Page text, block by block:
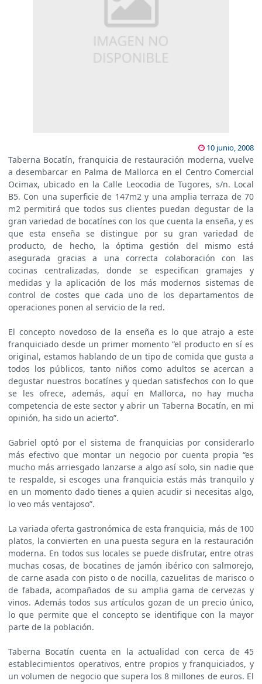
10 junio, 2008
Taberna Bocatín, franquicia de restauración moderna, vuelve
a desembarcar en Palma de Mallorca en el Centro Comercial
Ocimax, ubicado en la Calle Leocodia de Tugores, s/n. Local
B5. Con una superficie de 147m2 y una amplia terraza de 70
m2 permitirá que todos sus clientes puedan degustar de la
gran variedad de bocatínes con los que cuenta la enseña, y es
que esta enseña se distingue por su gran variedad de
producto, de hecho, la óptima gestión del mismo está
asegurada gracias a una correcta colaboración con las
cocinas centralizadas, donde se especifican gramajes y
medidas y la aplicación de los más modernos sistemas de
control de costes que cada uno de los departamentos de
operaciones ponen al servicio de la red.
El concepto novedoso de la enseña es lo que atrajo a este
franquiciado desde un primer momento “el producto en sí es
original, estamos hablando de un tipo de comida que gusta a
todos los públicos, tanto niños como adultos se acercan a
degustar nuestros bocatínes y quedan satisfechos con lo que
se les ofrece, además, aquí en Mallorca, no hay mucha
competencia de este sector y abrir un Taberna Bocatín, en mi
opinión, ha sido un acierto”.
Gabriel optó por el sistema de franquicias por considerarlo
más efectivo que montar un negocio por cuenta propia “es
mucho más arriesgado lanzarse a algo así solo, sin nadie que
te respalde, si escoges una franquicia estás más tranquilo y
en un momento dado tienes a quien acudir si necesitas algo,
lo veo más ventajoso”.
La variada oferta gastronómica de esta franquicia, más de 100
platos, la convierten en una puesta segura en la restauración
moderna. En todos sus locales se puede disfrutar, entre otras
muchas cosas, de bocatines de jamón ibérico con salmorejo,
de carne asada con pisto o de nocilla, cazuelitas de marisco o
de fabada, acompañados de su amplia gama de cervezas y
vinos. Además todos sus artículos gozan de un precio único,
lo que permite que el concepto se identifique con la mayor
parte de la población.
Taberna Bocatín cuenta en la actualidad con cerca de 45
establecimientos operativos, entre propios y franquiciados, y
un volumen de negocio que supera los 8 millones de euros. El